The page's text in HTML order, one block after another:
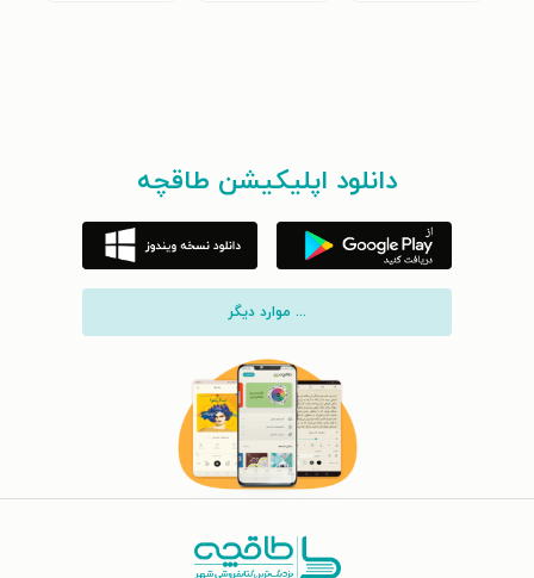
دانلود اپلیکیشن طاقچه
... موارد دیگر